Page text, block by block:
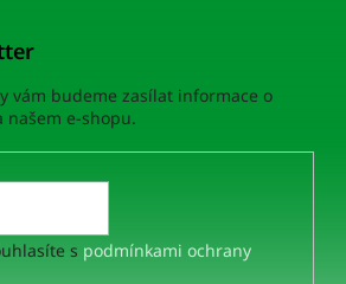
vám budeme zasílat informace o
našem e-shopu.
s podmínkami ochrany